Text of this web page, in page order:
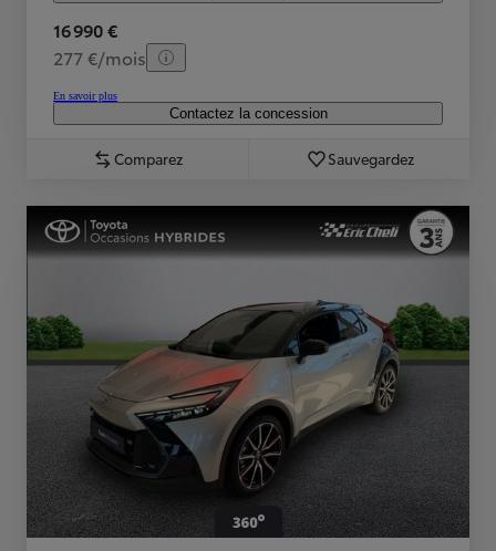
16 990 €
277 €/mois
En savoir plus
Contactez la concession
Comparez Sauvegardez